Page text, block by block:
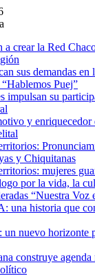
a crear la Red
sus demandas en
Puej”
impulsan su
y enriquecedor
y Chiquitanas
mujeres
por la vida, la
“Nuestra Voz
una historia que
un nuevo horizonte
construye